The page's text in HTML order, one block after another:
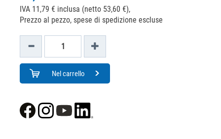
IVA 11,79 € inclusa (netto 53,60 €),
Prezzo al pezzo, spese di spedizione escluse
Nel carrello